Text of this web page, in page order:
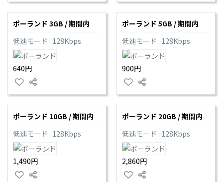
ポーランド 3GB / 期間内
低速モード : 128Kbps
640円
ポーランド 5GB / 期間内
低速モード : 128Kbps
900円
ポーランド 10GB / 期間内
低速モード : 128Kbps
1,490円
ポーランド 20GB / 期間内
低速モード : 128Kbps
2,860円